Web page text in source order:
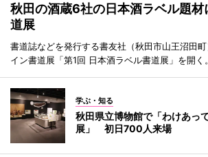
秋田の酒蔵6社の日本酒ラベル題材
道展
書道誌などを発行する書友社（秋田市山王沼田
イン書道展「第1回 日本酒ラベル書道展」を開く。
学ぶ・知る
秋田県立博物館で「わけあっ
展」 初日700人来場